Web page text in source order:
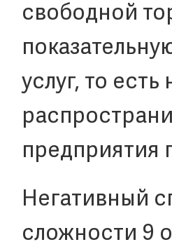
свободной
услуг, то
предприятия
Негативный
сложности 9